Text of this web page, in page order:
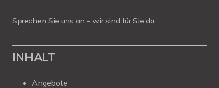
Sprechen Sie uns an – wir sind für Sie da.
INHALT
Angebote